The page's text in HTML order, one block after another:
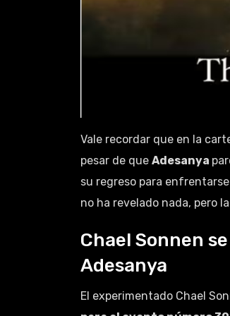
Vale recordar que en la
pesar de que Adesanya
su regreso para
no ha revelado nada, pero
Chael Sonnen
Adesanya
El experimentado Chael